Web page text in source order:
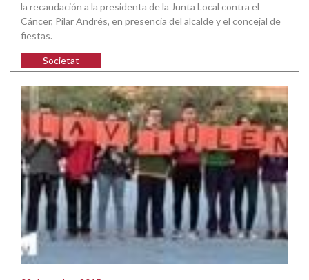
la recaudación a la presidenta de la Junta Local contra el
Cáncer, Pilar Andrés, en presencia del alcalde y el concejal de
fiestas.
Societat